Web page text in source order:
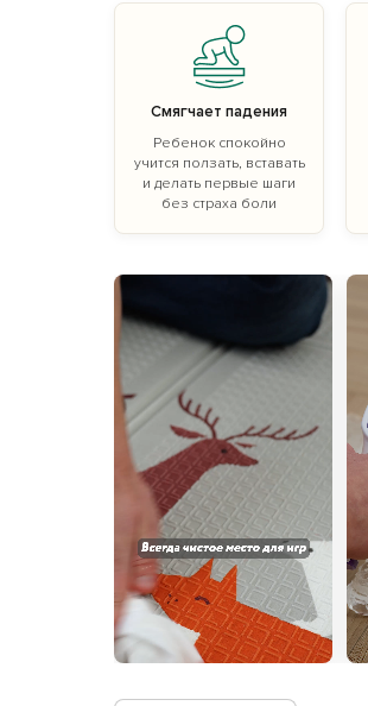
Смягчает падения
Ребенок спокойно
учится ползать, вставать
и делать первые шаги
без страха боли